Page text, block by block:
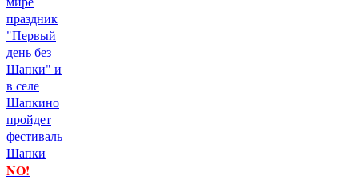
праздник
"Первый
день без
Шапки" и
в селе
Шапкино
пройдет
фестиваль
Шапки
NO!